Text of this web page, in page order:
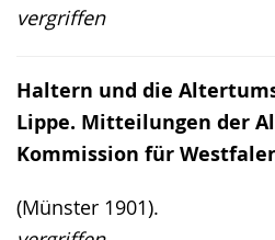
vergriffen
Haltern und die
Lippe. Mitteilungen der
Kommission für
(Münster 1901).